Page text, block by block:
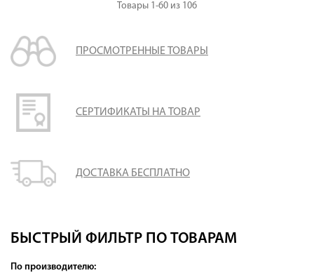
Товары 1-60 из 106
ПРОСМОТРЕННЫЕ ТОВАРЫ
СЕРТИФИКАТЫ НА ТОВАР
ДОСТАВКА БЕСПЛАТНО
БЫСТРЫЙ ФИЛЬТР ПО ТОВАРАМ
По производителю: